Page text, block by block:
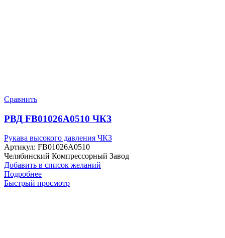
Сравнить
РВД FB01026A0510 ЧКЗ
Рукава высокого давления ЧКЗ
Артикул: FB01026A0510
Челябинский Компрессорный Завод
Добавить в список желаний
Подробнее
Быстрый просмотр